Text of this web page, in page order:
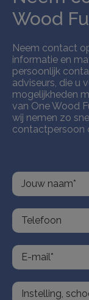
Wood
Neem contact
informatie en
persoonlijk
adviseurs, die u
mogelijkheden
van One Wood
wij nemen zo
contactpersoon